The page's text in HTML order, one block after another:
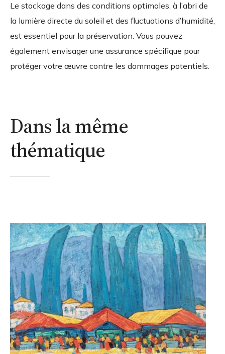
Le stockage dans des conditions optimales, à l’abri de
la lumière directe du soleil et des fluctuations d’humidité,
est essentiel pour la préservation. Vous pouvez
également envisager une assurance spécifique pour
protéger votre œuvre contre les dommages potentiels.
Dans la même
thématique